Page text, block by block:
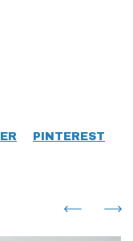
PINTEREST